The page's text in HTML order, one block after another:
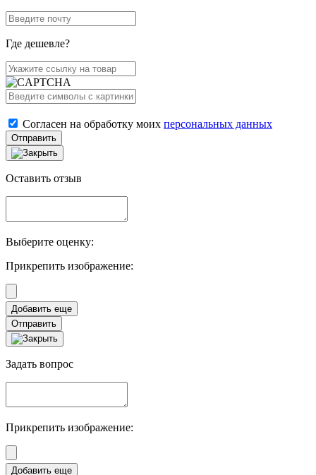
Где дешевле?
Согласен на обработку моих персональных данных
Отправить
Оставить отзыв
Выберите оценку:
Прикрепить изображение:
Отправить
Задать вопрос
Прикрепить изображение: